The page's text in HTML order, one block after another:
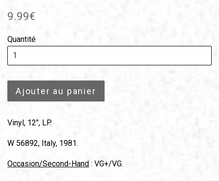
Prix
9.99€
Quantité
Ajouter au panier
Vinyl, 12", LP.
W 56892, Italy, 1981.
Occasion/Second-Hand : VG+/VG.